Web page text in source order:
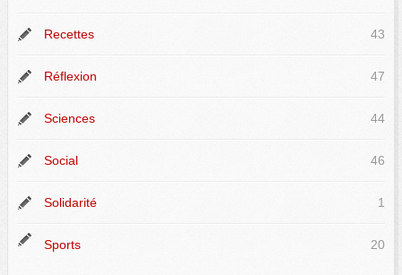
Recettes 43
Réflexion 47
Sciences 44
Social 46
Solidarité 1
Sports 20